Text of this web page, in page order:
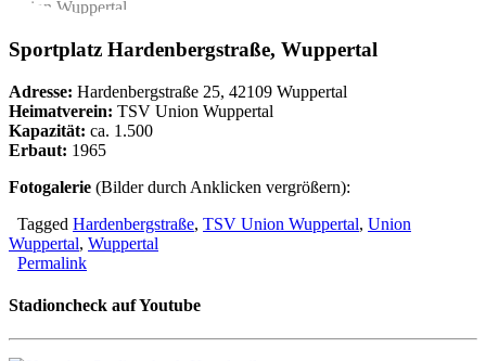
Sportplatz Hardenbergstraße, Wuppertal
Adresse: Hardenbergstraße 25, 42109 Wuppertal
Heimatverein: TSV Union Wuppertal
Kapazität: ca. 1.500
Erbaut: 1965
Fotogalerie (Bilder durch Anklicken vergrößern):
Tagged Hardenbergstraße, TSV Union Wuppertal, Union
Wuppertal, Wuppertal
Permalink
Stadioncheck auf Youtube